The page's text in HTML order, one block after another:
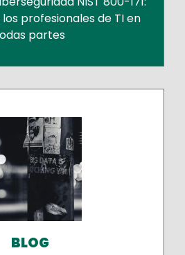
profesionales de TI en
partes
BLOG